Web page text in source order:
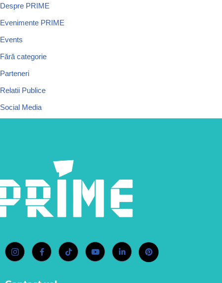
Despre PRIME
Evenimente PRIME
Events
Fără categorie
Parteneri
Relatii Publice
Social Media